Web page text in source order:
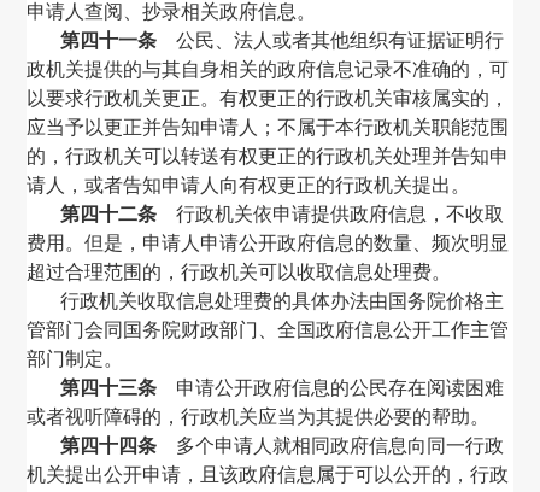
申请人查阅、抄录相关政府信息。
第四十一条 公民、法人或者其他组织有证据证明行
政机关提供的与其自身相关的政府信息记录不准确的，可
以要求行政机关更正。有权更正的行政机关审核属实的，
应当予以更正并告知申请人；不属于本行政机关职能范围
的，行政机关可以转送有权更正的行政机关处理并告知申
请人，或者告知申请人向有权更正的行政机关提出。
第四十二条 行政机关依申请提供政府信息，不收取
费用。但是，申请人申请公开政府信息的数量、频次明显
超过合理范围的，行政机关可以收取信息处理费。
行政机关收取信息处理费的具体办法由国务院价格主
管部门会同国务院财政部门、全国政府信息公开工作主管
部门制定。
第四十三条 申请公开政府信息的公民存在阅读困难
或者视听障碍的，行政机关应当为其提供必要的帮助。
第四十四条 多个申请人就相同政府信息向同一行政
机关提出公开申请，且该政府信息属于可以公开的，行政